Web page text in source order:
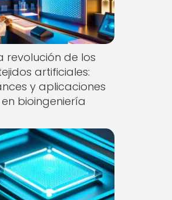
revolución de los
artificiales:
y aplicaciones
en bioingeniería